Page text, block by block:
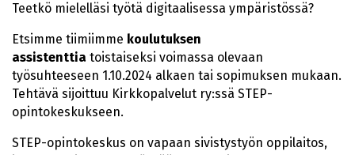
Teetkö mielelläsi työtä digitaalisessa ympäristössä?
Etsimme tiimiimme koulutuksen
assistenttia toistaiseksi voimassa olevaan
työsuhteeseen 1.10.2024 alkaen tai sopimuksen mukaan.
Tehtävä sijoittuu Kirkkopalvelut ry:ssä STEP-
opintokeskukseen.
STEP-opintokeskus on vapaan sivistystyön oppilaitos,